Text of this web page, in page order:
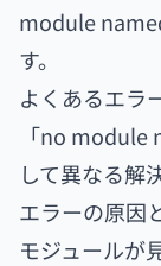
module
す。
よくあるエラ
「no module
して異なる解
エラーの原因
モジュールが